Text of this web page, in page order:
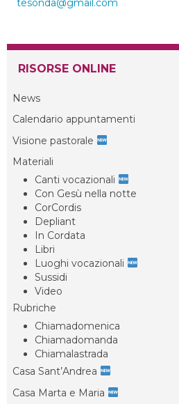
tesonda@gmail.com
RISORSE ONLINE
News
Calendario appuntamenti
Visione pastorale
Materiali
Canti vocazionali
Con Gesù nella notte
CorCordis
Depliant
In Cordata
Libri
Luoghi vocazionali
Sussidi
Video
Rubriche
Chiamadomenica
Chiamadomanda
Chiamalastrada
Casa Sant’Andrea
Casa Marta e Maria